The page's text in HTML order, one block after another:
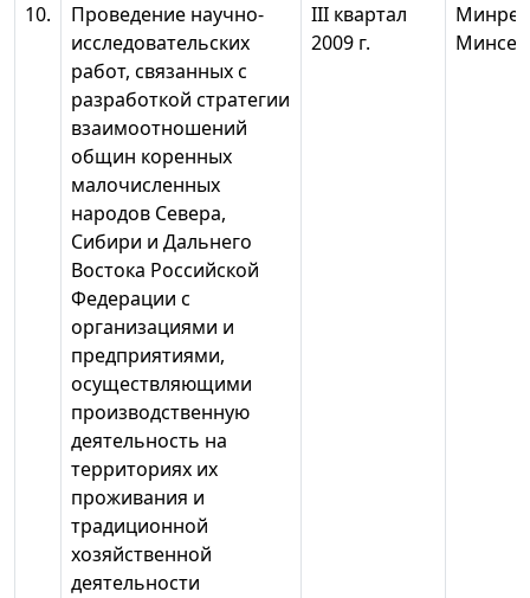
10.
Проведение научно-
исследовательских
работ, связанных с
разработкой стратегии
взаимоотношений
общин коренных
малочисленных
народов Севера,
Сибири и Дальнего
Востока Российской
Федерации с
организациями и
предприятиями,
осуществляющими
производственную
деятельность на
территориях их
проживания и
традиционной
хозяйственной
деятельности
III квартал
2009 г.